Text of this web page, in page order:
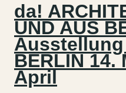
da!
UND AUS
Ausstellung
BERLIN 14.
April